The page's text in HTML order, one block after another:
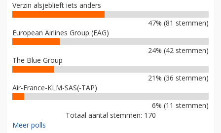
Verzin alsjeblieft iets anders
47% (81 stemmen)
European Airlines Group (EAG)
24% (42 stemmen)
The Blue Group
21% (36 stemmen)
Air-France-KLM-SAS(-TAP)
6% (11 stemmen)
Totaal aantal stemmen: 170
Meer polls